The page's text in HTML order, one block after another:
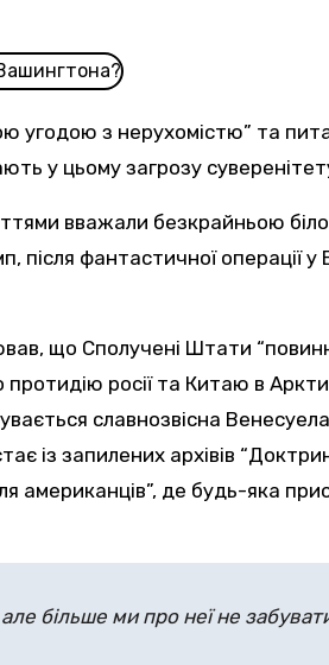
угодою з нерухомістю” та
у цьому загрозу
фантастичної операції у
що Сполучені Штати
росії та Китаю в
славнозвісна
із запилених архівів
американців”, де будь-яка
більше ми про неї не